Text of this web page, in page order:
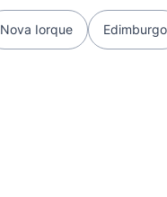
Nova Iorque Edimburgo